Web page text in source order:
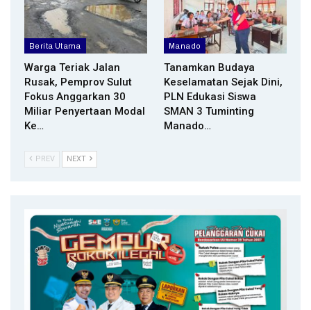
Berita Utama
Warga Teriak Jalan
Rusak, Pemprov Sulut
Fokus Anggarkan 30
Miliar Penyertaan Modal
Ke…
Manado
Tanamkan Budaya
Keselamatan Sejak Dini,
PLN Edukasi Siswa
SMAN 3 Tuminting
Manado…
PREV NEXT